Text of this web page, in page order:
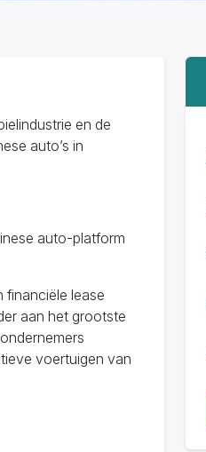
en de
auto’s in
auto-platform
financiële lease
aan het grootste
voertuigen van